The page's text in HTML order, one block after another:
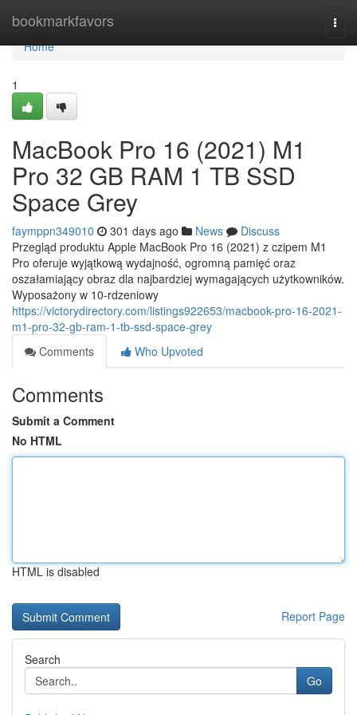
bookmarkfavors
Home
Home
1
MacBook Pro 16 (2021) M1
Pro 32 GB RAM 1 TB SSD
Space Grey
faymppn349010 301 days ago News
Discuss
Przegląd produktu Apple MacBook Pro 16 (2021) z czipem M1
Pro oferuje wyjątkową wydajność, ogromną pamięć oraz
oszałamiający obraz dla najbardziej wymagających użytkowników.
Wyposażony w 10-rdzeniowy
https://victorydirectory.com/listings922653/macbook-pro-16-2021-
m1-pro-32-gb-ram-1-tb-ssd-space-grey
Comments
Who Upvoted
Comments
Submit a Comment
No HTML
HTML is disabled
Report Page
Search
Go